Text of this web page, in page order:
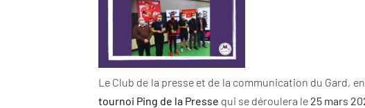
Le Club de la presse et de la communication du Gard,
tournoi Ping de la Presse qui se déroulera le 25 mars